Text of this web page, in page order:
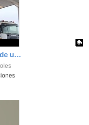
Desgüace. Aplastamiento de un vehículo